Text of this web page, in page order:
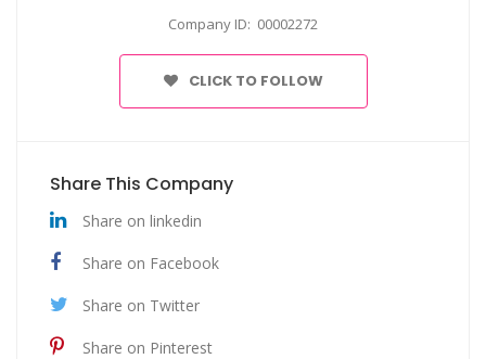
Company ID: 00002272
CLICK TO FOLLOW
Share This Company
Share on linkedin
Share on Facebook
Share on Twitter
Share on Pinterest